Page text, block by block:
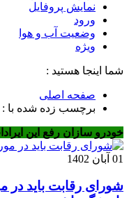
نمایش پروفایل
ورود
وضعیت آب و هوا
ویژه
شما اینجا هستید :
صفحه اصلی
برچسب زده شده با :
خودرو سازان رفع این
01 آبان 1402
شورای رقابت باید در